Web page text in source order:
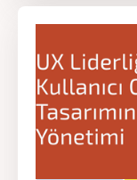
empati